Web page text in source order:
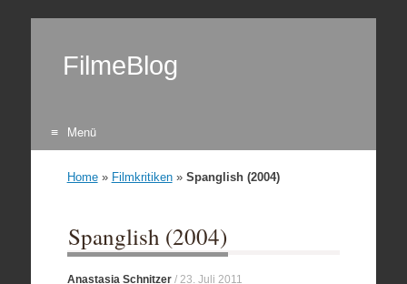
FilmeBlog
Menü
Home» Filmkritiken» Spanglish (2004)
Spanglish (2004)
Anastasia Schnitzer/ 23. Juli 2011